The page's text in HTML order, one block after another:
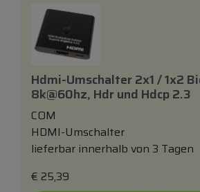
Hdmi-Umschalter 2x1 / 1x2
8k@60hz, Hdrund Hdcp 2.3
COM
HDMI-Umschalter
lieferbar innerhalb von 3 Tagen
€ 25,39